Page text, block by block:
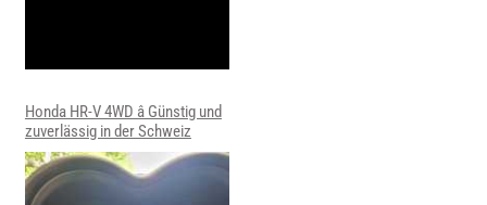
Honda HR-V 4WD â Günstig und
zuverlässig in der Schweiz